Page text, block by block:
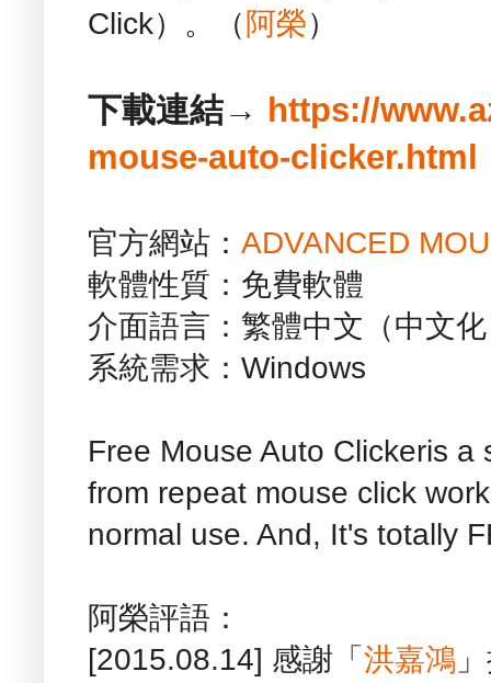
Click）。（ 阿榮）
下載連結→ https://
mouse-auto-clicker.html
官方網站： ADVANCED
軟體性質：免費軟體
介面語言：繁體中文（中文
系統需求：Windows
Free Mouse Auto Clickeris
from repeat mouse click
normal use. And, It's totally
阿榮評語：
[2015.08.14] 感謝「 洪嘉鴻